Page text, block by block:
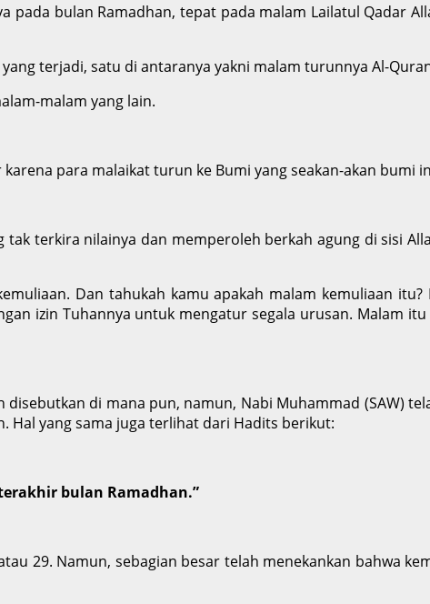
pada bulan Ramadhan, tepat pada malam Lailatul Qadar
terjadi, satu di antaranya yakni malam turunnya Al-
malam yang lain.
para malaikat turun ke Bumi yang seakan-akan bumi
terkira nilainya dan memperoleh berkah agung di sisi
Dan tahukah kamu apakah malam kemuliaan
izin Tuhannya untuk mengatur segala urusan. Malam
di mana pun, namun, Nabi Muhammad (SAW)
Hal yang sama juga terlihat dari Hadits berikut:
bulan Ramadhan.”
29. Namun, sebagian besar telah menekankan bahwa